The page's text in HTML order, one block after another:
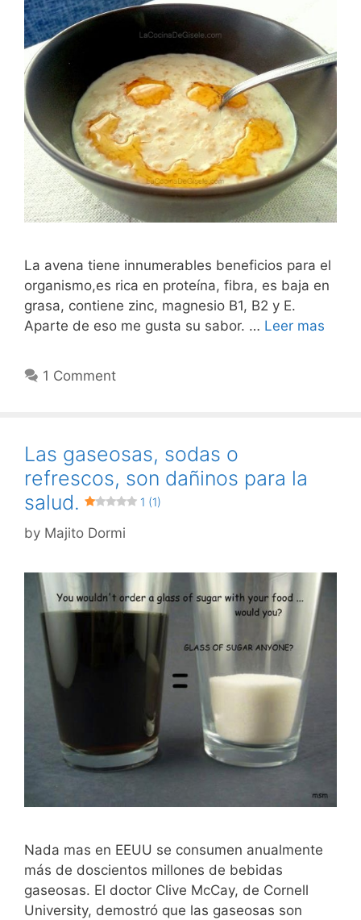
La avena tiene innumerables beneficios para el
organismo,es rica en proteína, fibra, es baja en
grasa, contiene zinc, magnesio B1, B2 y E.
Aparte de eso me gusta su sabor. … Leer mas
1 Comment
Las gaseosas, sodas o
refrescos, son dañinos para la
salud.
1 (1)
by Majito Dormi
Nada mas en EEUU se consumen anualmente
más de doscientos millones de bebidas
gaseosas. El doctor Clive McCay, de Cornell
University, demostró que las gaseosas son